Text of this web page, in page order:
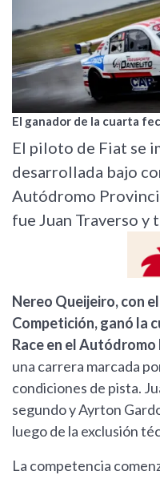
El ganador de la cuarta
El piloto de Fiat se
desarrollada bajo
Autódromo
fue Juan Traverso
Nereo Queijeiro, con
Competición, ganó la
Race en el Autódromo
una carrera marcada
condiciones de pista.
segundo y Ayrton
luego de la exclusión
La competencia